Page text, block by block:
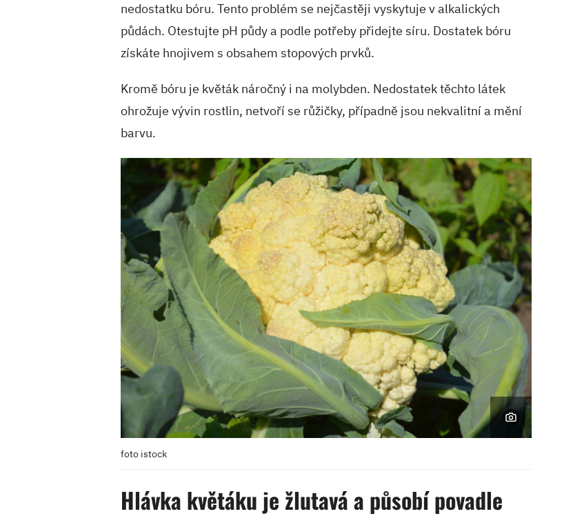
nedostatku bóru. Tento problém se nejčastěji vyskytuje v alkalických
půdách. Otestujte pH půdy a podle potřeby přidejte síru. Dostatek bóru
získáte hnojivem s obsahem stopových prvků.
Kromě bóru je květák náročný i na molybden. Nedostatek těchto látek
ohrožuje vývin rostlin, netvoří se růžičky, případně jsou nekvalitní a mění
barvu.
foto istock
Hlávka květáku je žlutavá a působí povadle